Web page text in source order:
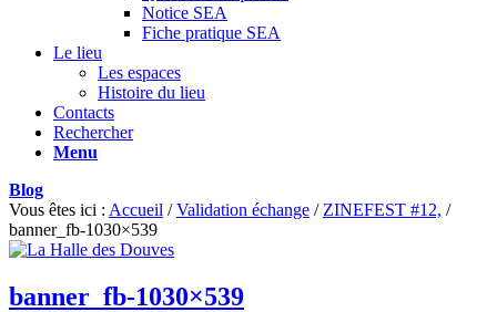
Notice SEA
Fiche pratique SEA
Le lieu
Les espaces
Histoire du lieu
Contacts
Rechercher
Menu
Blog
Vous êtes ici : Accueil / Validation échange / ZINEFEST #12, /
banner_fb-1030×539
banner_fb-1030×539